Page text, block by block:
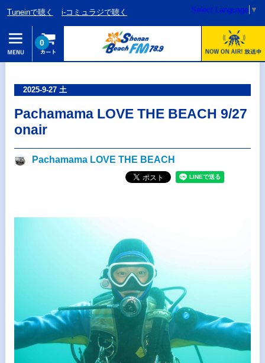
Tuneinで聴く i-コミュラジで聴く Select Language ▼
0
2025-9-27 土
Pachamama LOVE THE BEACH 9/27
onair
Pachamama LOVE THE BEACH